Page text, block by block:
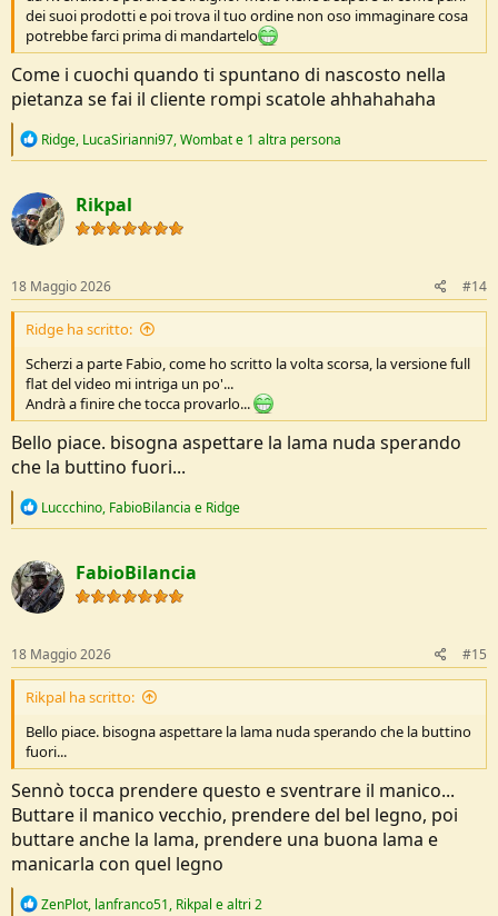
dei suoi prodotti e poi trova il tuo ordine non oso immaginare cosa
potrebbe farci prima di mandartelo
Come i cuochi quando ti spuntano di nascosto nella
pietanza se fai il cliente rompi scatole ahhahahaha
R
c
t
i
o
s
:
Ridge, LucaSirianni97,Wombate 1 altra persona
Rikpal
18 Maggio 2026 #14
Ridge ha scritto:
Scherzi a parte Fabio, come ho scritto la volta scorsa, la versione full
flat del video mi intriga un po'...
Andrà a finire che tocca provarlo...
Bello piace. bisogna aspettare la lama nuda sperando
che la buttino fuori...
R
c
t
i
o
s
:
Luccchino, FabioBilancia e Ridge
FabioBilancia
18 Maggio 2026 #15
Rikpal ha scritto:
Bello piace. bisogna aspettare la lama nuda sperando che la buttino
fuori...
Sennò tocca prendere questo e sventrare il manico...
Buttare il manico vecchio, prendere del bel legno, poi
buttare anche la lama, prendere una buona lama e
manicarla con quel legno
R
ZenPlot, lanfranco51, Rikpal e altri 2